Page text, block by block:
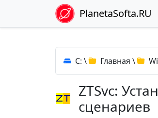
PlanetaSofta.RU
C: \ Главная \
ZTSvc:
сценариев